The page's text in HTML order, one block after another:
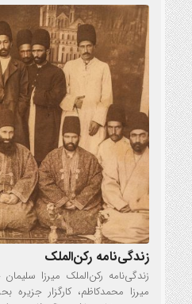
زندگی‌نامه رکن‌الملک
زندگی‌نامه رکن‌الملک میرزا
میرزا محمدکاظم، کارگزار